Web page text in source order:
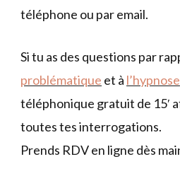
téléphone ou par email.
Si tu as des questions par
problématique et à l’hypnose
téléphonique gratuit de 15′
toutes tes interrogations.
Prends RDV en ligne dès